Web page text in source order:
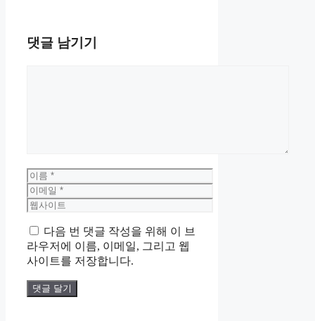
댓글 남기기
이
름
이
메
웹
이
트
다음 번 댓글 작성을 위해 이 브
라우저에 이름, 이메일, 그리고 웹
사이트를 저장합니다.